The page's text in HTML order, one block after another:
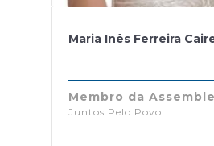
Maria Inês Ferreira
Membro da
Juntos Pelo Povo